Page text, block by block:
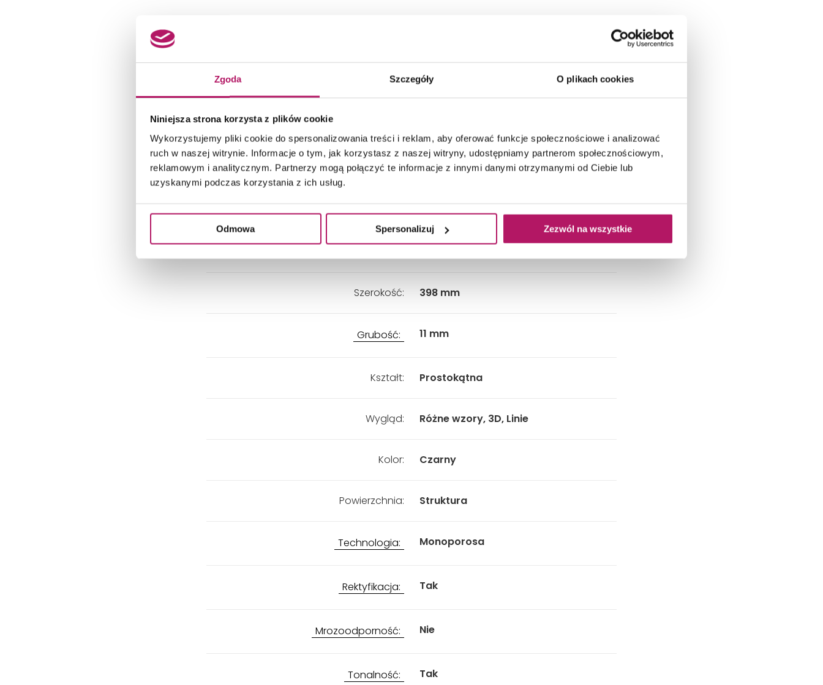
Zgoda Szczegóły O plikach cookies
Niniejsza strona korzysta z plików cookie
Wykorzystujemy pliki cookie do spersonalizowania treści i reklam, aby oferować funkcje społecznościowe i analizować
ruch w naszej witrynie. Informacje o tym, jak korzystasz z naszej witryny, udostępniamy partnerom społecznościowym,
reklamowym i analitycznym. Partnerzy mogą połączyć te informacje z innymi danymi otrzymanymi od Ciebie lub
uzyskanymi podczas korzystania z ich usług.
Odmowa Spersonalizuj Zezwól na wszystkie
Gatunek: Pierwszy
Ilość sztuk w opakowaniu:
Zastosowanie: Wewnątrz
Przeznaczenie: Salon i sypialnia, Łazienka
Szerokość: 398 mm
Grubość: 11 mm
Kształt: Prostokątna
Wygląd: Różne wzory, 3D, Linie
Kolor: Czarny
Powierzchnia: Struktura
Technologia: Monoporosa
Rektyfikacja: Tak
Mrozoodporność: Nie
Tonalność: Tak